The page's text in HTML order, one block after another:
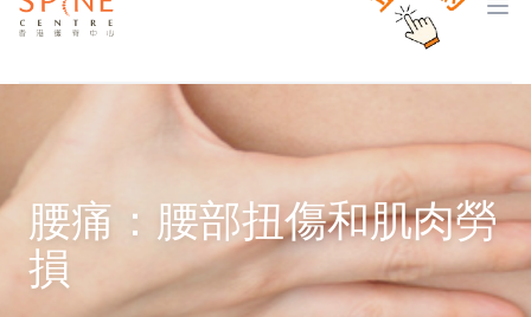
腰痛：腰部扭傷和肌肉勞
損